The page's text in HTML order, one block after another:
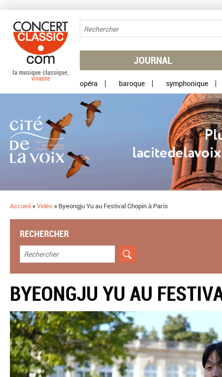
JOURNAL
opéra baroque symphonique
Accueil »Vidéo » Byeongju Yu au Festival Chopin à Paris
RECHERCHER
BYEONGJU YU AU